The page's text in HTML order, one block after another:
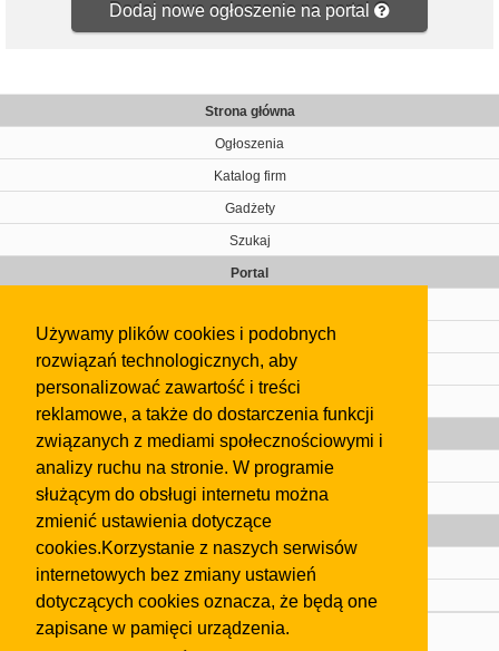
Używamy plików cookies i podobnych
rozwiązań technologicznych, aby
personalizować zawartość i treści
reklamowe, a także do dostarczenia funkcji
związanych z mediami społecznościowymi i
analizy ruchu na stronie. W programie
służącym do obsługi internetu można
zmienić ustawienia dotyczące
cookies.Korzystanie z naszych serwisów
internetowych bez zmiany ustawień
dotyczących cookies oznacza, że będą one
zapisane w pamięci urządzenia.
Dodaj nowe ogłoszenie na portal
Strona główna
Ogłoszenia
Katalog firm
Gadżety
Szukaj
Portal
Kontakt
Regulamin
Gazeta
Olkusz
Kontakt
Strefa dla biznesu
Biura nieruchomości
Dealerzy i autokomisy
Skontaktuj się z nami